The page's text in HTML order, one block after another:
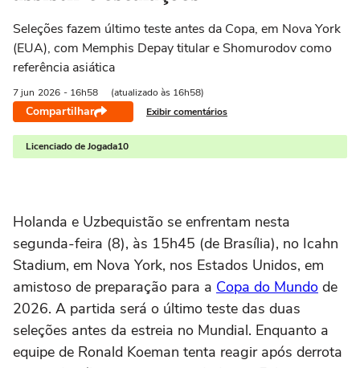
Seleções fazem último teste antes da Copa, em Nova York
(EUA), com Memphis Depay titular e Shomurodov como
referência asiática
7 jun 2026 - 16h58 (atualizado às 16h58)
Compartilhar Exibir comentários
Licenciado de Jogada10
Holanda e Uzbequistão se enfrentam nesta
segunda-feira (8), às 15h45 (de Brasília), no Icahn
Stadium, em Nova York, nos Estados Unidos, em
amistoso de preparação para a Copa do Mundo de
2026. A partida será o último teste das duas
seleções antes da estreia no Mundial. Enquanto a
equipe de Ronald Koeman tenta reagir após derrota